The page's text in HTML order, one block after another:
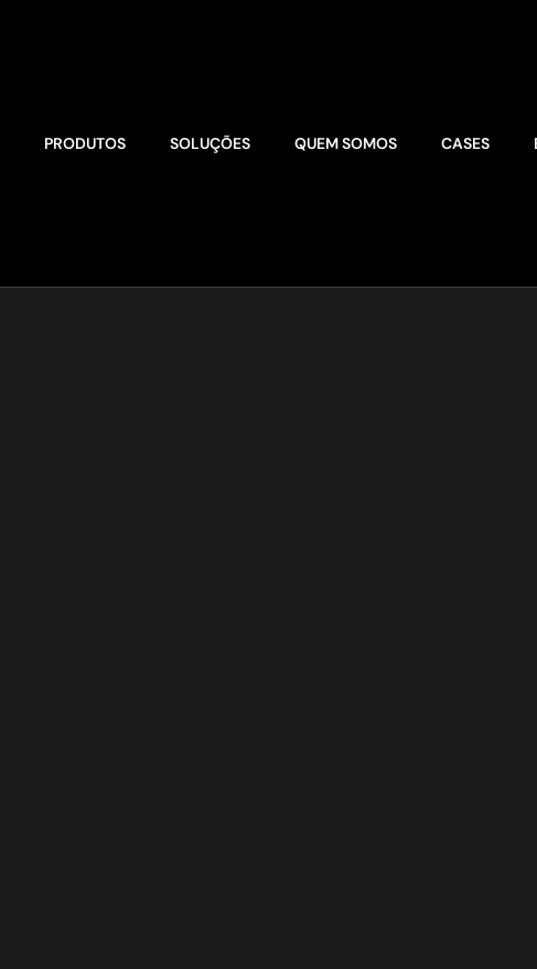
PRODUTOS SOLUÇÕES QUEM SOMOS CASES